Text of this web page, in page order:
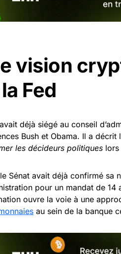
vision
Fed
déjà siégé au conseil
Bush et Obama. Il a
les décideurs politiques
Sénat avait déjà confirmé sa
pour un mandat de
ouvre la voie à une
au sein de la banque